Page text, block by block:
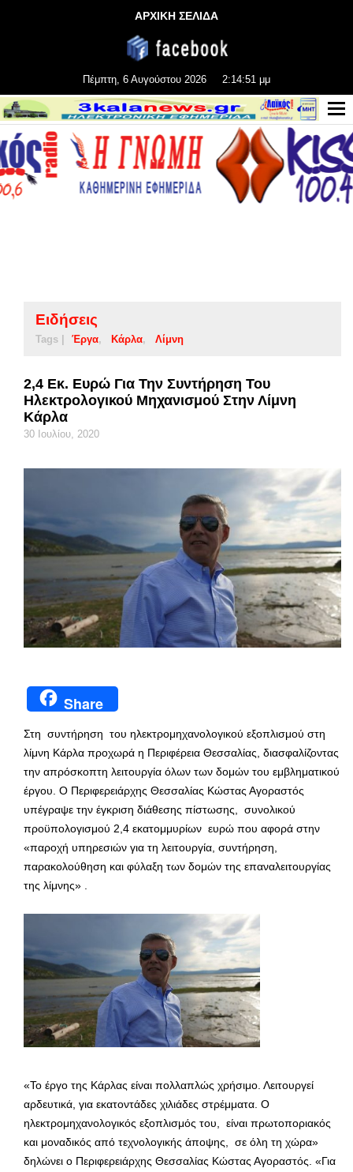
ΑΡΧΙΚΗ ΣΕΛΙΔΑ
Πέμπτη, 6 Αυγούστου 2026 2:14:52 μμ
Ειδήσεις
Tags | Έργα Κάρλα Λίμνη
2,4 Εκ. Ευρώ Για Την Συντήρηση Του
Ηλεκτρολογικού Μηχανισμού Στην Λίμνη
Κάρλα
30 Ιουλίου, 2020
Share
Στη συντήρηση του ηλεκτρομηχανολογικού εξοπλισμού στη
λίμνη Κάρλα προχωρά η Περιφέρεια Θεσσαλίας, διασφαλίζοντας
την απρόσκοπτη λειτουργία όλων των δομών του εμβληματικού
έργου. Ο Περιφερειάρχης Θεσσαλίας Κώστας Αγοραστός
υπέγραψε την έγκριση διάθεσης πίστωσης, συνολικού
προϋπολογισμού 2,4 εκατομμυρίων ευρώ που αφορά στην
«παροχή υπηρεσιών για τη λειτουργία, συντήρηση,
παρακολούθηση και φύλαξη των δομών της επαναλειτουργίας
της λίμνης» .
«Το έργο της Κάρλας είναι πολλαπλώς χρήσιμο. Λειτουργεί
αρδευτικά, για εκατοντάδες χιλιάδες στρέμματα. Ο
ηλεκτρομηχανολογικός εξοπλισμός του, είναι πρωτοποριακός
και μοναδικός από τεχνολογικής άποψης, σε όλη τη χώρα»
δηλώνει ο Περιφερειάρχης Θεσσαλίας Κώστας Αγοραστός. «Για